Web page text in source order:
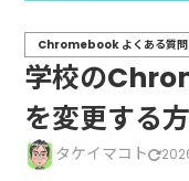
学校の
を変更する
タケイマコト
Chromebook よくある質問